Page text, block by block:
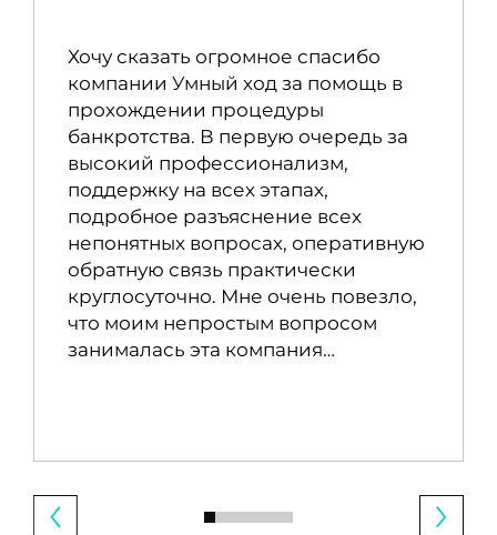
Хочу сказать огромное спасибо
компании Умный ход за помощь в
прохождении процедуры
банкротства. В первую очередь за
высокий профессионализм,
поддержку на всех этапах,
подробное разъяснение всех
непонятных вопросах, оперативную
обратную связь практически
круглосуточно. Мне очень повезло,
что моим непростым вопросом
занималась эта компания…